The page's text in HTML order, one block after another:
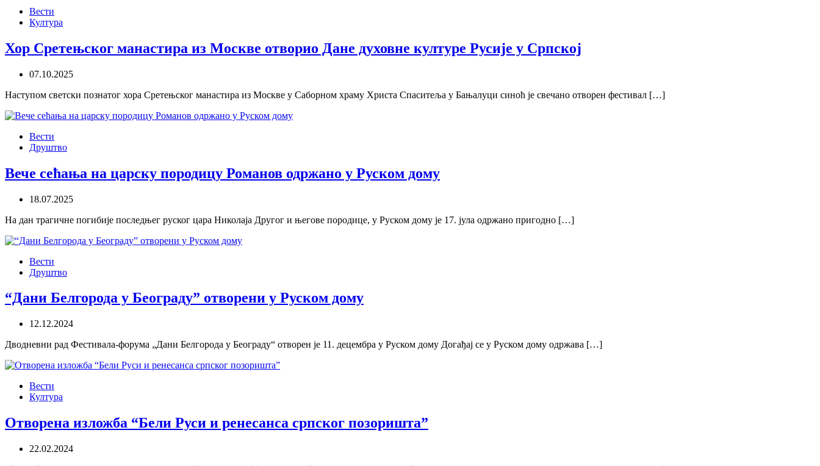
Вести
Култура
Хор Сретењског манастира из Москве отворио Дане духовне културе Русије у Српској
07.10.2025
Наступом светски познатог хора Сретењског манастира из Москве у Саборном храму Христа Спаситеља у Бањалуци синоћ је свечано отворен фестивал […]
Вести
Друштво
Вече сећања на царску породицу Романов одржано у Руском дому
18.07.2025
На дан трагичне погибије последњег руског цара Николаја Другог и његове породице, у Руском дому је 17. јула одржано пригодно […]
Вести
Друштво
“Дани Белгорода у Београду” отворени у Руском дому
12.12.2024
Дводневни рад Фестивала-форума „Дани Белгорода у Београду“ отворен је 11. децембра у Руском дому Догађај се у Руском дому одржава […]
Вести
Култура
Отворена изложба “Бели Руси и ренесанса српског позоришта”
22.02.2024